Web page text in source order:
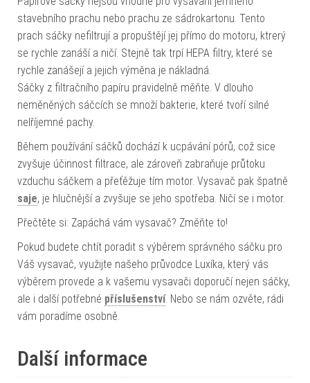
stavebního prachu nebo prachu ze sádrokartonu. Tento
prach sáčky nefiltrují a propuštějí jej přímo do motoru, ktrerý
se rychle zanáší a ničí. Stejně tak trpí HEPA filtry, které se
rychle zanášejí a jejich výměna je nákladná.
Sáčky z filtračního papíru pravidelně měňte. V dlouho
neměněných sáčcích se množí bakterie, které tvoří silné
nelříjemné pachy.
Během používání sáčků dochází k ucpávání pórů, což sice
zvyšuje účinnost filtrace, ale zároveň zabraňuje průtoku
vzduchu sáčkem a přeťěžuje tím motor. Vysavač pak špatně
saje, je hlučnější a zvyšuje se jeho spotřeba. Ničí se i motor.
Přečtěte si: Zapáchá vám vysavač? Změňte to!
Pokud budete chtít poradit s výběrem správného sáčku pro
Váš vysavač, využijte našeho průvodce Luxíka, který vás
výběrem provede a k vašemu vysavači doporučí nejen sáčky,
ale i další potřebné příslušenství. Nebo se nám ozvěte, rádi
vám poradíme osobně.
Další informace